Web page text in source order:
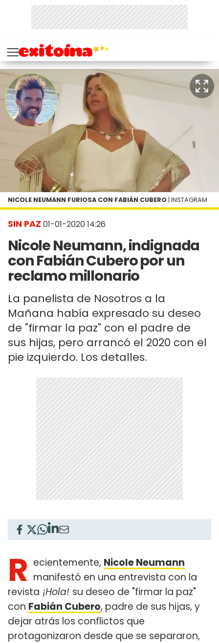
SIN PAZ 01-01-2020 14:26
Nicole Neumann, indignada
con Fabián Cubero por un
reclamo millonario
La panelista de Nosotros a la
Mañana había expresado su deseo
de "firmar la paz" con el padre de
sus hijas, pero arrancó el 2020 con el
pie izquierdo. Los detalles.
NICOLE NEUMANN FURIOSA CON FABIÁN CUBERO | INSTAGRAM
R ecientemente, Nicole Neumann
manifestó en una entrevista con la
revista ¡Hola! su deseo de "firmar la paz"
con Fabián Cubero, padre de sus hijas, y
dejar atrás los conflictos que
protagonizaron desde que se separaron,